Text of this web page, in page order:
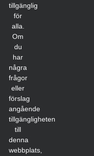
tillgänglig
för
alla.
Om
du
har
några
frågor
eller
förslag
angående
tillgängligheten
till
denna
webbplats,